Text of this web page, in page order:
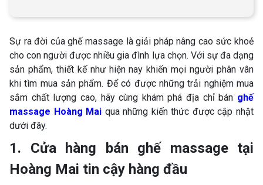
Sự ra đời của ghế massage là giải pháp nâng cao sức khoẻ
cho con người được nhiều gia đình lựa chọn. Với sự đa dạng
sản phẩm, thiết kế như hiện nay khiến mọi người phân vân
khi tìm mua sản phẩm. Để có được những trải nghiệm mua
sắm chất lượng cao, hãy cùng khám phá địa chỉ bán ghế
massage Hoàng Mai qua những kiến thức được cập nhật
dưới đây.
1. Cửa hàng bán ghế massage tại
Hoàng Mai tin cậy hàng đầu